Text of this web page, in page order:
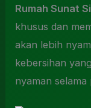
Rumah Sunat
khusus dan
akan lebih
kebersihan
nyaman